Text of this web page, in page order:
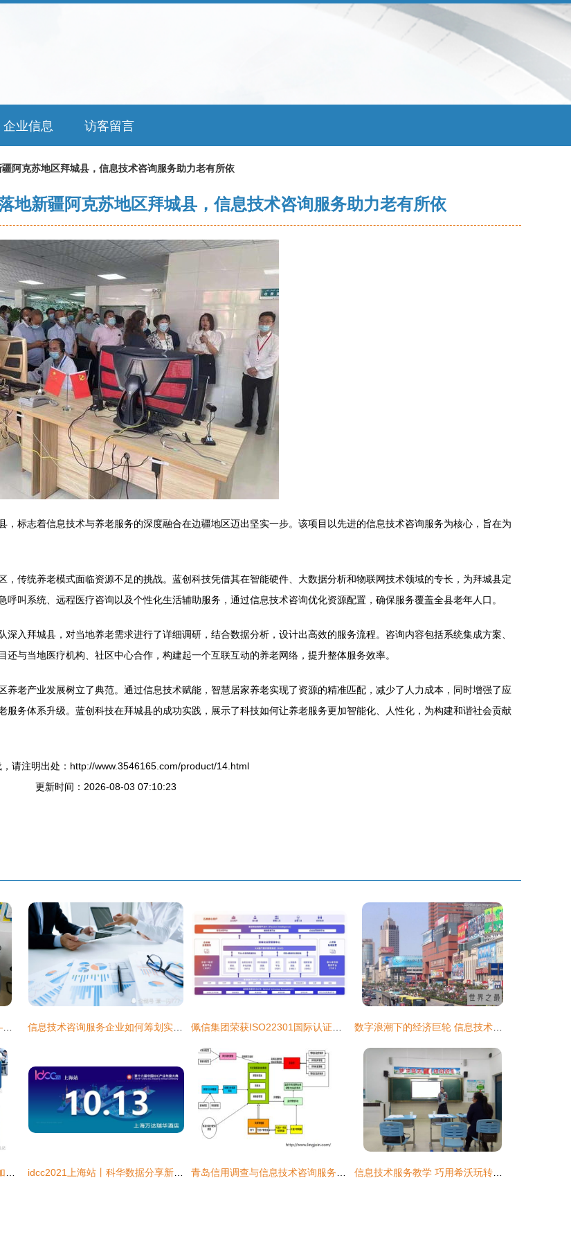
企业信息 访客留言
阿克苏地区拜城县，信息技术咨询服务助力老有所依
地新疆阿克苏地区拜城县，信息技术咨询服务助力老有所依
标志着信息技术与养老服务的深度融合在边疆地区迈出坚实一步。该项目以先进的信息技术咨询服务为核心，旨在为
传统养老模式面临资源不足的挑战。蓝创科技凭借其在智能硬件、大数据分析和物联网技术领域的专长，为拜城县定
叫系统、远程医疗咨询以及个性化生活辅助服务，通过信息技术咨询优化资源配置，确保服务覆盖全县老年人口。
入拜城县，对当地养老需求进行了详细调研，结合数据分析，设计出高效的服务流程。咨询内容包括系统集成方案、
与当地医疗机构、社区中心合作，构建起一个互联互动的养老网络，提升整体服务效率。
老产业发展树立了典范。通过信息技术赋能，智慧居家养老实现了资源的精准匹配，减少了人力成本，同时增强了应
务体系升级。蓝创科技在拜城县的成功实践，展示了科技如何让养老服务更加智能化、人性化，为构建和谐社会贡献
请注明出处：http://www.3546165.com/product/14.html
更新时间：2026-08-03 07:10:23